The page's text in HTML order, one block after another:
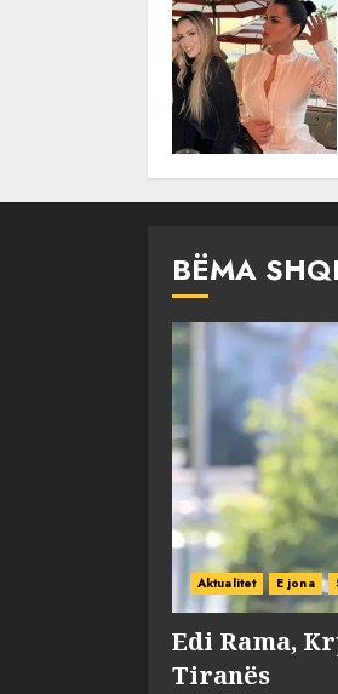
BËMA
Aktualitet E jona
Edi Rama,
Tiranës